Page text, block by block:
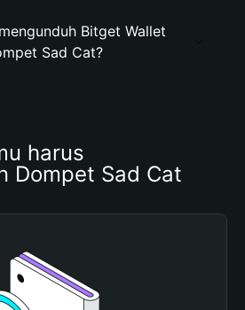
Bitget Wallet
Sad Cat?
harus
Dompet Sad Cat